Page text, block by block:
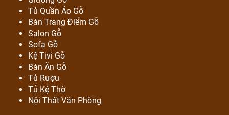
Tủ Quần Áo Gỗ
Bàn Trang Điểm Gỗ
Salon Gỗ
Sofa Gỗ
Kệ Tivi Gỗ
Bàn Ăn Gỗ
Tủ Rượu
Tủ Kệ Thờ
Nội Thất Văn Phòng